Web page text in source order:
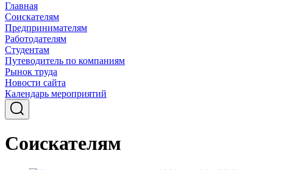
Главная
Соискателям
Предпринимателям
Работодателям
Студентам
Путеводитель по компаниям
Рынок труда
Новости сайта
Календарь мероприятий
Соискателям